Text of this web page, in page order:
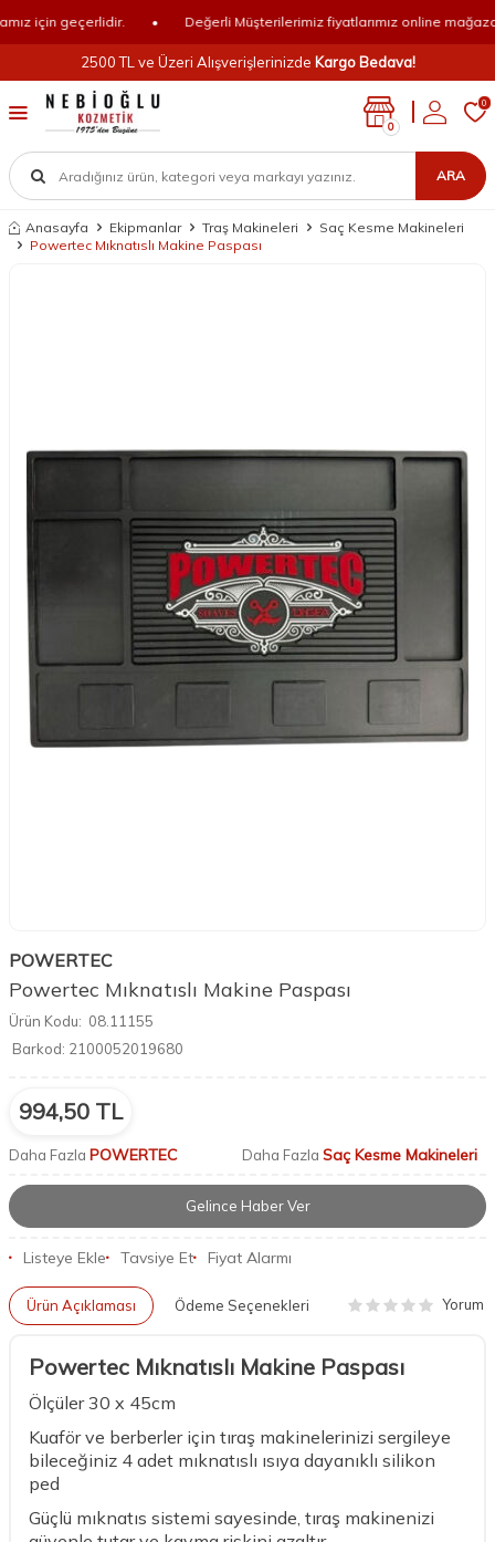
için geçerlidir. Değerli Müşterilerimiz fiyatlarımız online
2500 TL ve Üzeri Alışverişlerinizde Kargo Bedava!
ARA
0
0
Anasayfa Ekipmanlar Traş Makineleri
Saç Kesme Makineleri
Powertec Mıknatıslı Makine Paspası
POWERTEC
Powertec Mıknatıslı Makine Paspası
Ürün Kodu: 08.11155
Barkod: 2100052019680
994,50 TL
Daha Fazla POWERTEC Daha Fazla Saç Kesme Makineleri
Gelince Haber Ver
Listeye Ekle Tavsiye Et Fiyat Alarmı
Ürün Açıklaması Ödeme Seçenekleri Yorum
Powertec Mıknatıslı Makine Paspası
Ölçüler 30 x 45cm
Kuaför ve berberler için tıraş makinelerinizi sergileye
bileceğiniz 4 adet mıknatıslı ısıya dayanıklı silikon
ped
Güçlü mıknatıs sistemi sayesinde, tıraş makinenizi